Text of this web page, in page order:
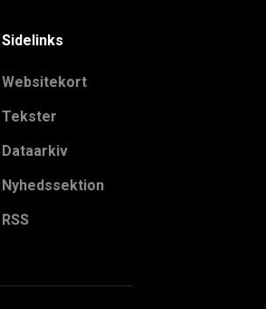
Sidelinks
Websitekort
Tekster
Dataarkiv
Nyhedssektion
RSS